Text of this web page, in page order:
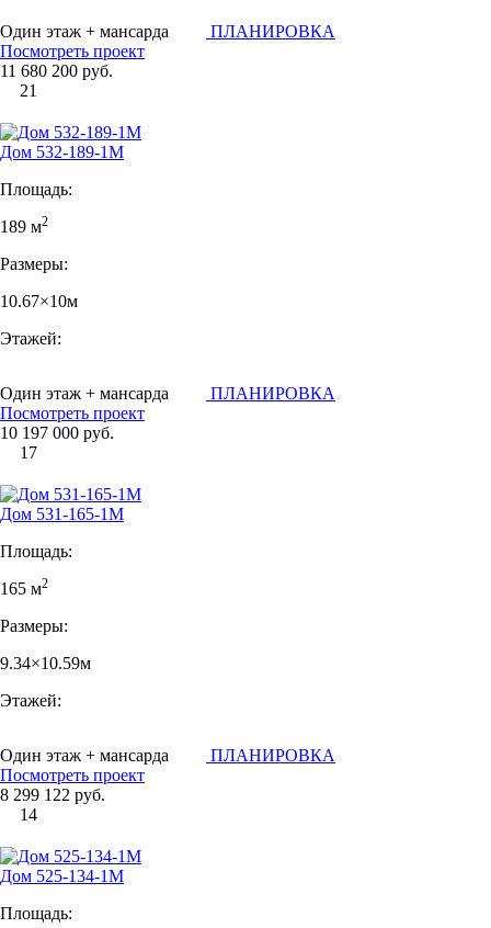
Один этаж + мансарда
ПЛАНИРОВКА
Посмотреть проект
11 680 200 руб.
21
Дом 532-189-1М
Площадь:
189 м2
Размеры:
10.67×10м
Этажей:
Один этаж + мансарда
ПЛАНИРОВКА
Посмотреть проект
10 197 000 руб.
17
Дом 531-165-1М
Площадь:
165 м2
Размеры:
9.34×10.59м
Этажей:
Один этаж + мансарда
ПЛАНИРОВКА
Посмотреть проект
8 299 122 руб.
14
Дом 525-134-1М
Площадь: